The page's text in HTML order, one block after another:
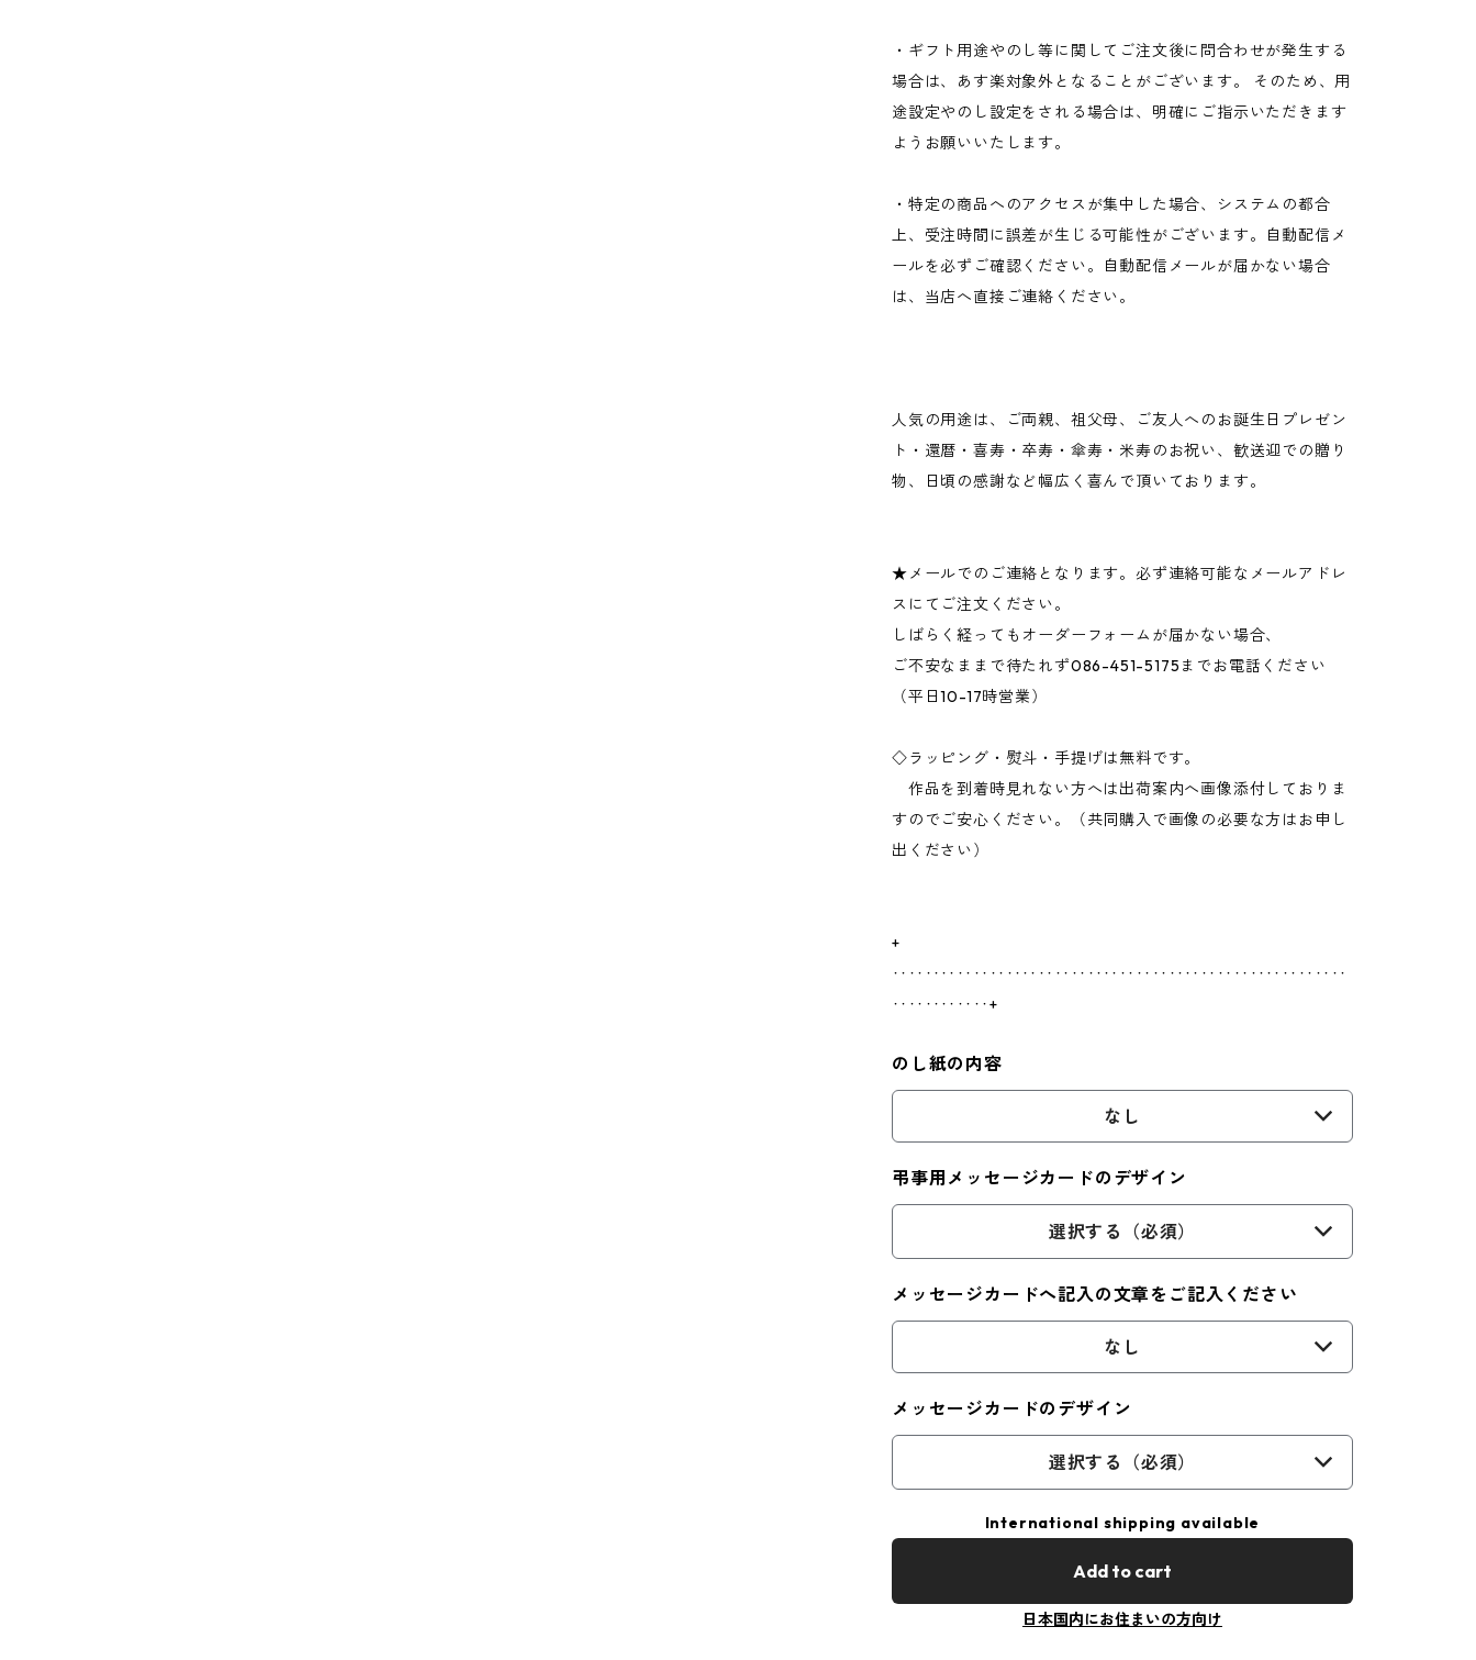
・ギフト用途やのし等に関してご注文後に問合わせが発生する
場合は、あす楽対象外となることがございます。 そのため、用
途設定やのし設定をされる場合は、明確にご指示いただきます
ようお願いいたします。
・特定の商品へのアクセスが集中した場合、システムの都合
上、受注時間に誤差が生じる可能性がございます。自動配信メ
ールを必ずご確認ください。自動配信メールが届かない場合
は、当店へ直接ご連絡ください。
人気の用途は、ご両親、祖父母、ご友人へのお誕生日プレゼン
ト・還暦・喜寿・卒寿・傘寿・米寿のお祝い、歓送迎での贈り
物、日頃の感謝など幅広く喜んで頂いております。
★メールでのご連絡となります。必ず連絡可能なメールアドレ
スにてご注文ください。
しばらく経ってもオーダーフォームが届かない場合、
ご不安なままで待たれず086-451-5175までお電話ください
（平日10-17時営業）
◇ラッピング・熨斗・手提げは無料です。
作品を到着時見れない方へは出荷案内へ画像添付しておりま
すのでご安心ください。（共同購入で画像の必要な方はお申し
出ください）
+
‥‥‥‥‥‥‥‥‥‥‥‥‥‥‥‥‥‥‥‥‥‥‥‥‥‥‥‥
‥‥‥‥‥‥+
のし紙の内容
なし
弔事用メッセージカードのデザイン
選択する（必須）
メッセージカードへ記入の文章をご記入ください
なし
メッセージカードのデザイン
選択する（必須）
International shipping available
Add to cart
日本国内にお住まいの方向け